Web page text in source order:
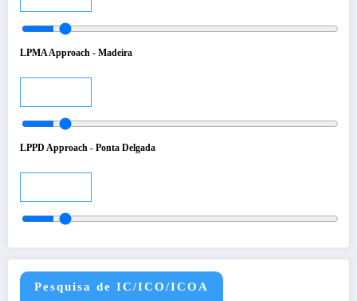
LPMA Approach - Madeira
LPPD Approach - Ponta Delgada
Pesquisa de IC/ICO/ICOA